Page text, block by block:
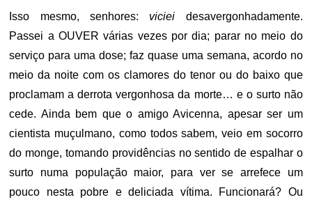
Isso mesmo, senhores: viciei desavergonhadamente.
Passei a OUVER várias vezes por dia; parar no meio do
serviço para uma dose; faz quase uma semana, acordo no
meio da noite com os clamores do tenor ou do baixo que
proclamam a derrota vergonhosa da morte… e o surto não
cede. Ainda bem que o amigo Avicenna, apesar ser um
cientista muçulmano, como todos sabem, veio em socorro
do monge, tomando providências no sentido de espalhar o
surto numa população maior, para ver se arrefece um
pouco nesta pobre e deliciada vítima. Funcionará? Ou